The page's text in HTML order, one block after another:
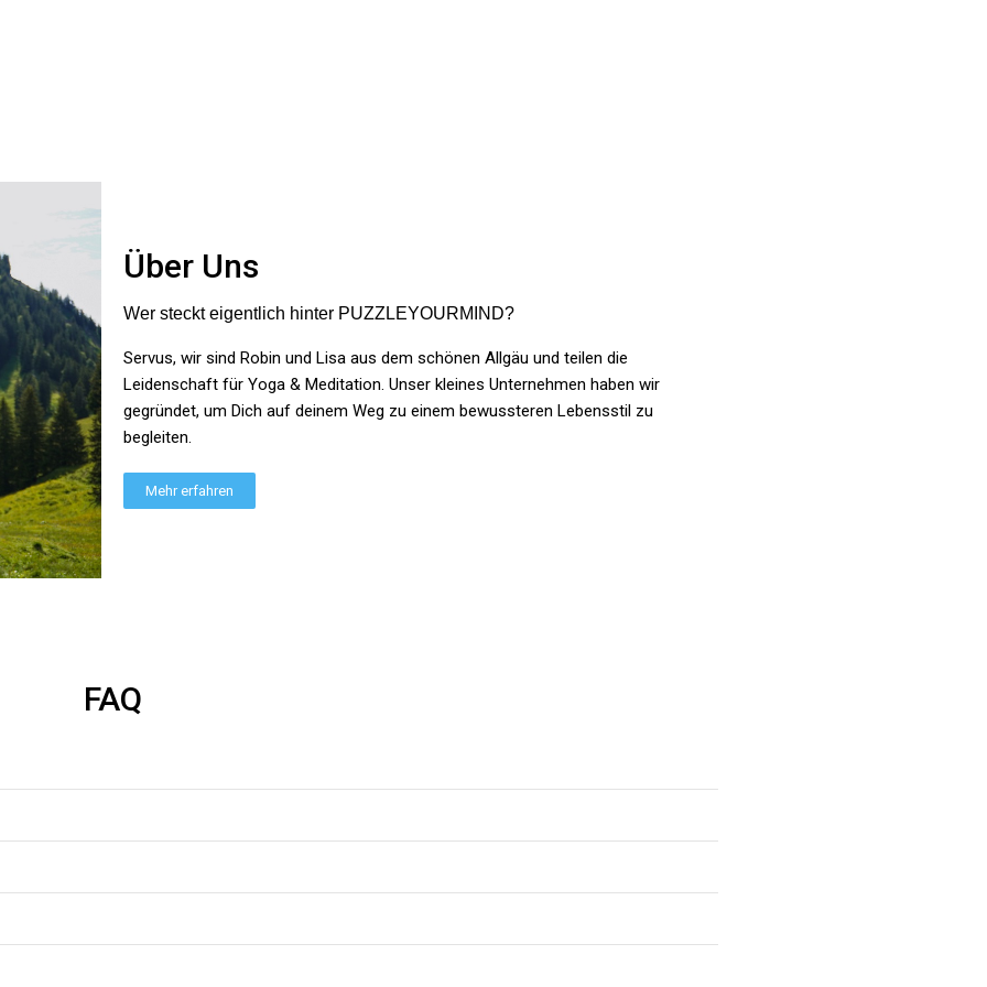
darin. Kann es nur weiterempfehlen.
der T Shirt von der des Pullis (Pulli ist deutlich größer)
Es ist super angenehm zu tragen und vor allem innen kuschelig und weich :)
Über Uns
Wer steckt eigentlich hinter PUZZLEYOURMIND?
Servus, wir sind Robin und Lisa aus dem schönen Allgäu und teilen die
Leidenschaft für Yoga & Meditation. Unser kleines Unternehmen haben wir
gegründet, um Dich auf deinem Weg zu einem bewussteren Lebensstil zu
begleiten.
Mehr erfahren
FAQ